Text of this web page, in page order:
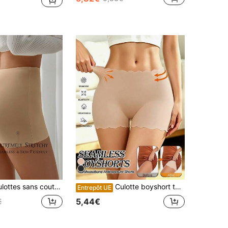
pour femmes, shorts de slip doux et respirants, sous-vêtements anti-frottements, culottes confortables pour dames pour l'été Entrepôt UE Culotte boyshort taille mi-haute pour femme, bordure en dentelle, douce, pour tous les jours, anti-transparence, ceinture sans roulement, design invisible
5,44€